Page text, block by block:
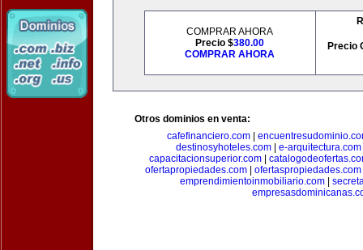
COMPRAR AHORA
Precio $380.00
COMPRAR AHORA
Precio
Otros dominios en venta:
cafefinanciero.com
destinosyhoteles.com
e-arquitectura.com
capacitacionsuperior.com
ofertapropiedades.com
ofertaspropiedades.com
emprendimientoinmobiliario.com|